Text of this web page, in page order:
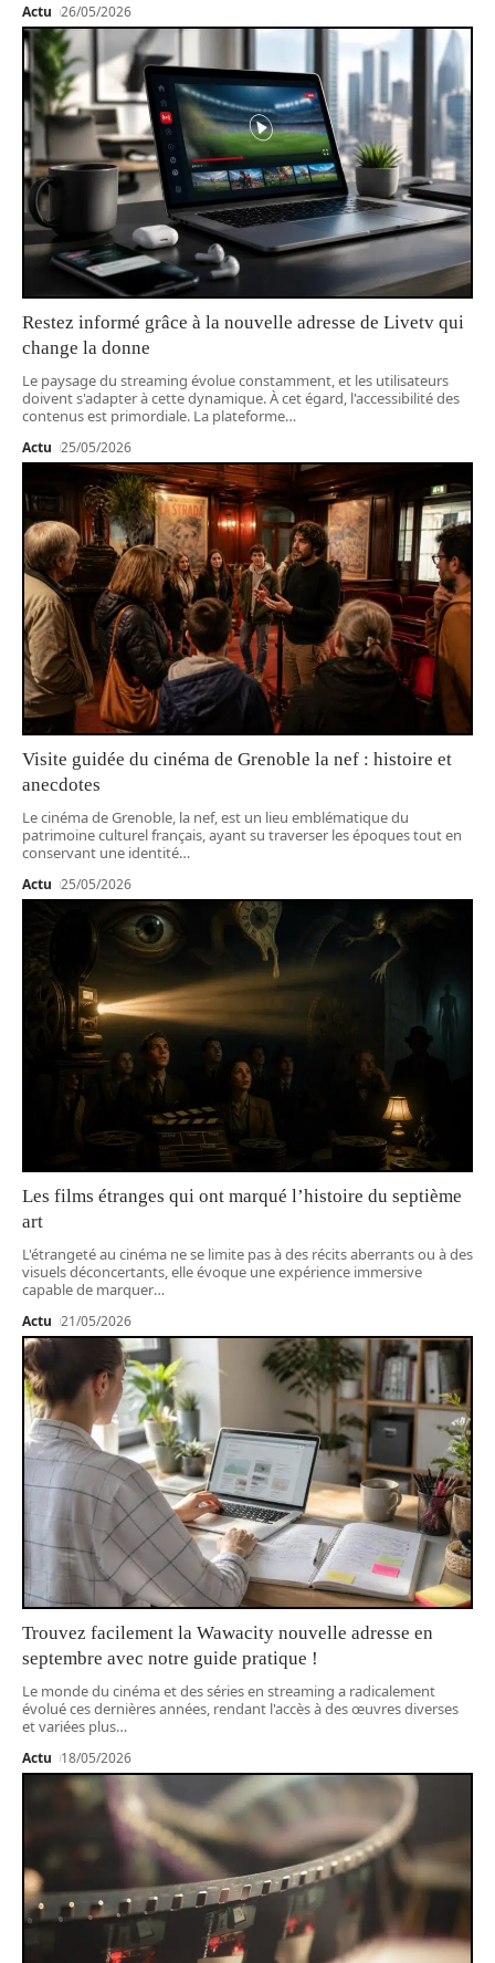
Actu 26/05/2026
Restez informé grâce à la nouvelle adresse de Livetv qui
change la donne
Le paysage du streaming évolue constamment, et les utilisateurs
doivent s'adapter à cette dynamique. À cet égard, l'accessibilité des
contenus est primordiale. La plateforme…
Actu 25/05/2026
Visite guidée du cinéma de Grenoble la nef : histoire et
anecdotes
Le cinéma de Grenoble, la nef, est un lieu emblématique du
patrimoine culturel français, ayant su traverser les époques tout en
conservant une identité…
Actu 25/05/2026
Les films étranges qui ont marqué l’histoire du septième
art
L'étrangeté au cinéma ne se limite pas à des récits aberrants ou à des
visuels déconcertants, elle évoque une expérience immersive
capable de marquer…
Actu 21/05/2026
Trouvez facilement la Wawacity nouvelle adresse en
septembre avec notre guide pratique !
Le monde du cinéma et des séries en streaming a radicalement
évolué ces dernières années, rendant l'accès à des œuvres diverses
et variées plus…
Actu 18/05/2026